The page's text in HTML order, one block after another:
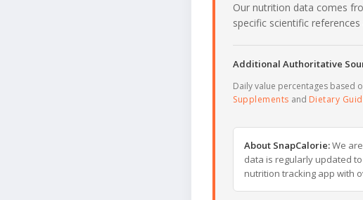
Our nutrition data comes
specific scientific
Additional Authoritative
Daily value percentages based
Supplements and Dietary
About SnapCalorie:We
data is regularly updated
nutrition tracking app with